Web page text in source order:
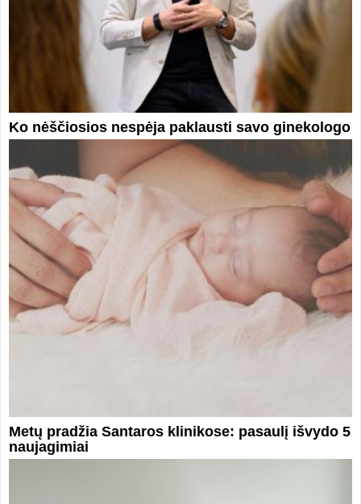
Ko nėščiosios nespėja paklausti savo ginekologo
Metų pradžia Santaros klinikose: pasaulį išvydo 5
naujagimiai